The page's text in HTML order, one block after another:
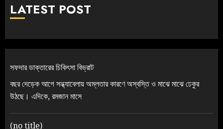
LATEST POST
সফদার ডাক্তারের চিকিৎসা বিভ্রাট
বছর দেড়েক আগে সন্ধ্যাবেলায় অম্লতার কারণে অস্বস্তি ও মাঝে মাঝে ঢেকুর
উঠছে। এদিকে, রমজান মাসে
(no title)